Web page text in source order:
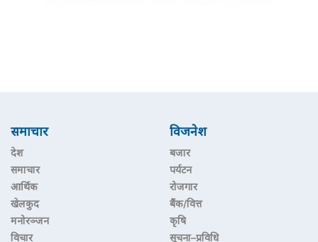
समाचार
देश
समाचार
आर्थिक
खेलकुद
मनोरञ्जन
विचार
विजनेश
बजार
पर्यटन
रोजगार
बैंक/वित्त
कृषि
सूचना–प्रविधि